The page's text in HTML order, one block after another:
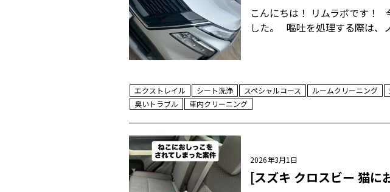
こんにちは！ リムラボです！
した。 嘔吐を処理する際は、
エクストレイル シート洗浄 スペシャルコース ルームクリーニング
臭いトラブル
車内クリーニング
2026年3月1日
[スズキ クロスビー 猫に